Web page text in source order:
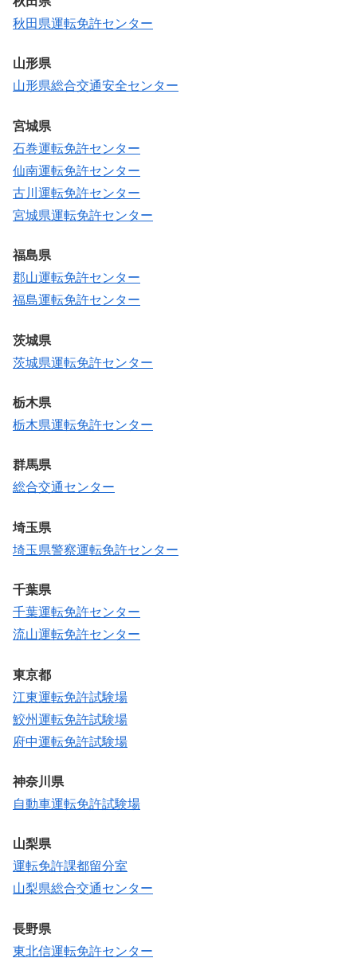
秋田県運転免許センター
山形県
山形県総合交通安全センター
宮城県
石巻運転免許センター
仙南運転免許センター
古川運転免許センター
宮城県運転免許センター
福島県
郡山運転免許センター
福島運転免許センター
茨城県
茨城県運転免許センター
栃木県
栃木県運転免許センター
群馬県
総合交通センター
埼玉県
埼玉県警察運転免許センター
千葉県
千葉運転免許センター
流山運転免許センター
東京都
江東運転免許試験場
鮫州運転免許試験場
府中運転免許試験場
神奈川県
自動車運転免許試験場
山梨県
運転免許課都留分室
山梨県総合交通センター
長野県
東北信運転免許センター